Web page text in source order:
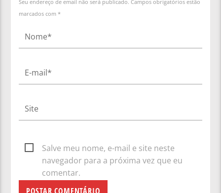
Seu endereço de email não será publicado. Campos obrigatórios estão
marcados com *
Salve meu nome, e-mail e site neste
navegador para a próxima vez que eu
comentar.